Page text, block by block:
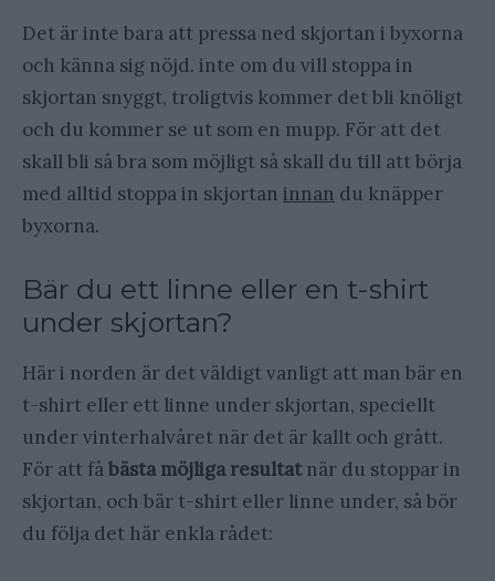
Det är inte bara att pressa ned skjortan i byxorna
och känna sig nöjd. inte om du vill stoppa in
skjortan snyggt, troligtvis kommer det bli knöligt
och du kommer se ut som en mupp. För att det
skall bli så bra som möjligt så skall du till att börja
med alltid stoppa in skjortan innan du knäpper
byxorna.
Bär du ett linne eller en t-shirt
under skjortan?
Här i norden är det väldigt vanligt att man bär en
t-shirt eller ett linne under skjortan, speciellt
under vinterhalvåret när det är kallt och grått.
För att fåbästa möjliga resultatnär du stoppar in
skjortan, och bär t-shirt eller linne under, så bör
du följa det här enkla rådet: